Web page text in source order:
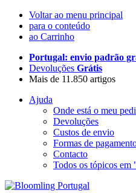
Voltar ao menu principal
para o conteúdo
ao Carrinho
Portugal: envio padrão
Devoluções Grátis
Mais de 11.850 artigos
Ajuda
Onde está o meu
Devoluções
Custos de envio
Formas de
Contacto
Todos os tópicos